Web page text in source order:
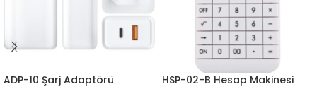
ADP-10 Şarj Adaptörü HSP-02-B Hesap Makinesi